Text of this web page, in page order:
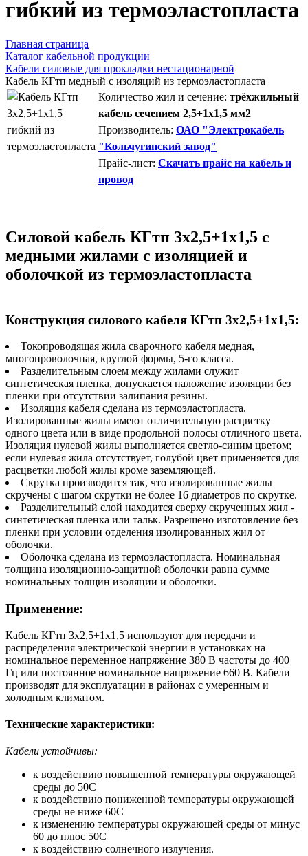
гибкий из термоэластопласта
Главная страница
Каталог кабельной продукции
Кабели силовые для прокладки нестационарной
Кабель КГтп медный с изоляций из термоэластопласта
Количество жил и сечение: трёхжильный
кабель сечением 2,5+1х1,5 мм2
Производитель: ОАО "Электрокабель
"Кольчугинский завод"
Прайс-лист: Скачать прайс на кабель и
провод
Силовой кабель КГтп 3х2,5+1х1,5 с
медными жилами с изоляцией и
оболочкой из термоэластопласта
Конструкция силового кабеля КГтп 3х2,5+1х1,5:
Токопроводящая жила сварочного кабеля медная,
многопроволочная, круглой формы, 5-го класса.
Разделительным слоем между жилами служит
синтетическая пленка, допускается наложение изоляции без
пленки при отсутствии залипания резины.
Изоляция кабеля сделана из термоэластопласта.
Изолированные жилы имеют отличительную расцветку
одного цвета или в виде продольной полосы отличного цвета.
Изоляция нулевой жилы выполняется светло-синим цветом;
если нулевая жила отсутствует, голубой цвет применяется для
расцветки любой жилы кроме заземляющей.
Скрутка производится так, что изолированные жилы
скручены с шагом скрутки не более 16 диаметров по скрутке.
Разделительный слой находится сверху скрученных жил -
синтетическая пленка или тальк. Разрешено изготовление без
пленки при условии отделения изолированных жил от
оболочки.
Оболочка сделана из термоэластопласта. Номинальная
толщина изоляционно-защитной оболочки равна сумме
номинальных толщин изоляции и оболочки.
Применение:
Кабель КГтп 3х2,5+1х1,5 используют для передачи и
распределения электрической энергии в установках на
номинальное переменное напряжение 380 В частоты до 400
Гц или постоянное номинальное напряжение 660 В. Кабели
производят для эксплуатации в районах с умеренным и
холодным климатом.
Технические характеристики:
Кабели устойчивы:
к воздействию повышенной температуры окружающей
среды до 50С
к воздействию пониженной температуры окружающей
среды не ниже 60С
к изменению температуры окружающей среды от минус
60 до плюс 50С
к воздействию солнечного излучения.